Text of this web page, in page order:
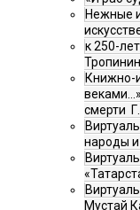
Нежные
к 250-
Книжно-
смерти
народы и
Мустай